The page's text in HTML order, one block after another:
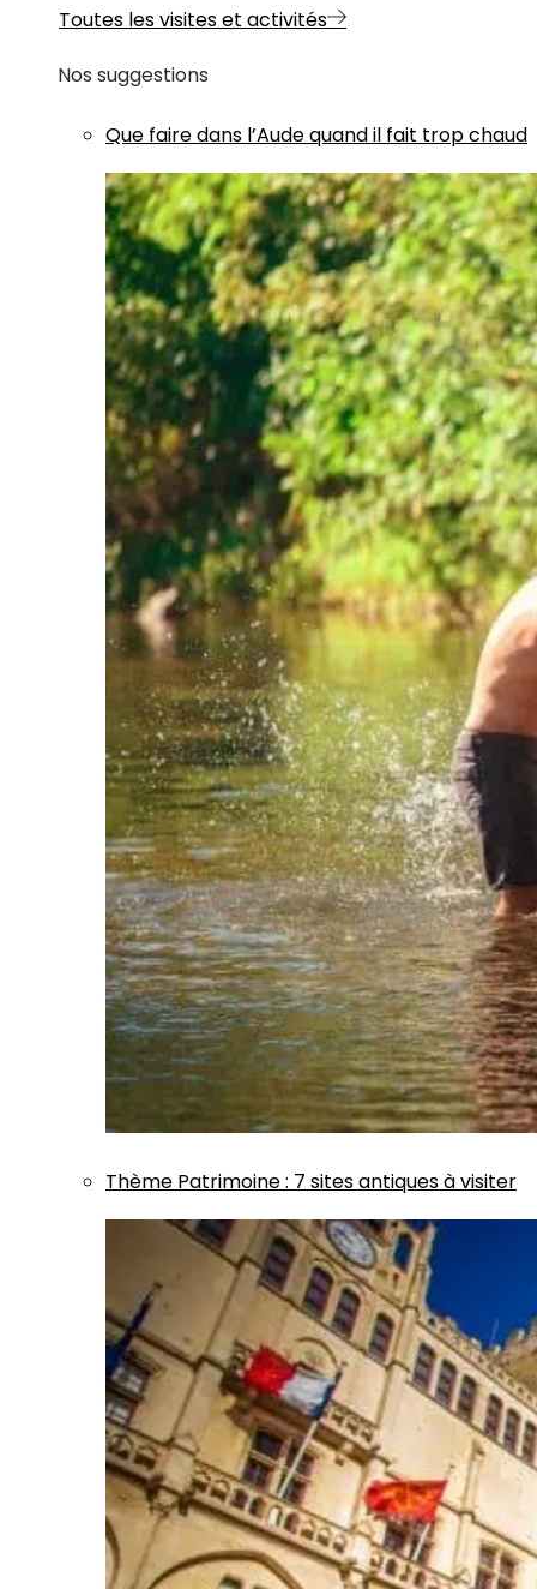
Toutes les visites et activités
Nos suggestions
Que faire dans l’Aude quand il fait trop chaud
Thème Patrimoine: 7 sites antiques à visiter